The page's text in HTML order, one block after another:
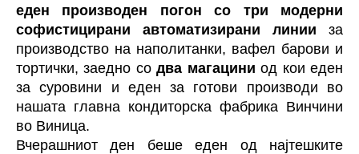
еден производен погон со три модерни
софистицирани автоматизирани линии за
производство на наполитанки, вафел барови и
тортички, заедно содва магацини од кои еден
за суровини и еден за готови производи во
нашата главна кондиторска фабрика Винчини
во Виница.
Вчерашниот ден беше еден од најтешките